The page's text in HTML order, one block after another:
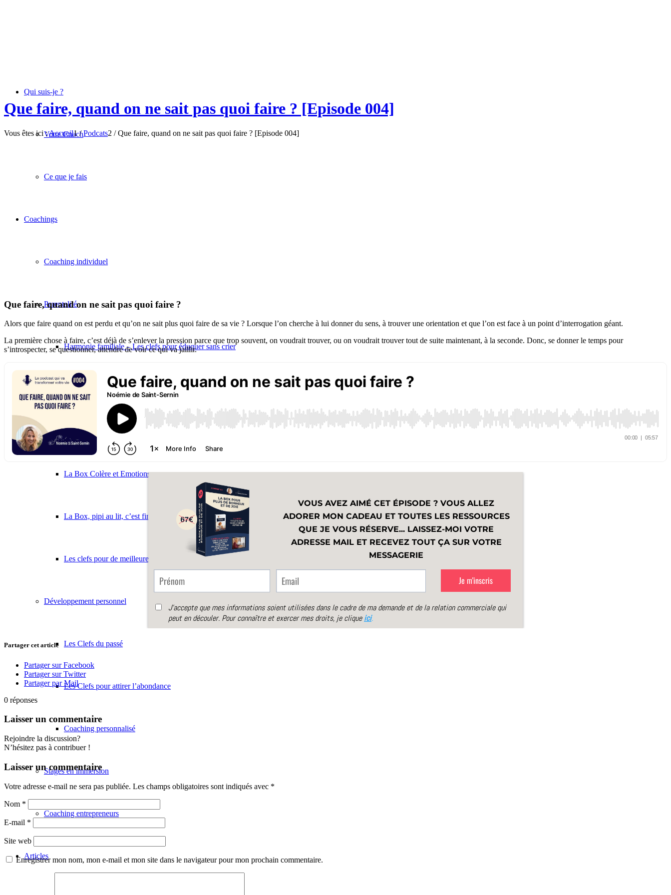
Qui suis-je ?
Votre Coach
Ce que je fais
Coachings
Coaching individuel
Parentalité
Harmonie familiale – Les clefs pour éduquer sans crier
Les clefs pour gérer les crises de colère
Les Clefs de la colère des enfants
La Box Colère et Emotions
La Box, pipi au lit, c’est fini !
Les clefs pour de meilleures relations avec son ado
Développement personnel
Les Clefs du passé
Les Clefs pour attirer l’abondance
Coaching personnalisé
Stages en immersion
Coaching entrepreneurs
Articles
Que faire, quand on ne sait pas quoi faire ? [Episode 004]
Vous êtes ici :Accueil1 / Podcats2 / Que faire, quand on ne sait pas quoi faire ? [Episode 004]
Que faire, quand on ne sait pas quoi faire ?
Alors que faire quand on est perdu et qu’on ne sait plus quoi faire de sa vie ? Lorsque l’on cherche à lui donner du sens, à trouver une orientation et que l’on est face à un point d’interrogation géant.
La première chose à faire, c’est déjà de s’enlever la pression parce que trop souvent, on voudrait trouver, ou on voudrait trouver tout de suite maintenant, à la seconde. Donc, se donner le temps pour
s’introspecter, se questionner, attendre de voir ce qui va jaillir.
Partager cet article
Partager sur Facebook
Partager sur Twitter
Partager par Mail
0 réponses
Laisser un commentaire
Rejoindre la discussion?
N’hésitez pas à contribuer !
Laisser un commentaire
Votre adresse e-mail ne sera pas publiée. Les champs obligatoires sont indiqués avec *
Nom *
E-mail *
Site web
Enregistrer mon nom, mon e-mail et mon site dans le navigateur pour mon prochain commentaire.